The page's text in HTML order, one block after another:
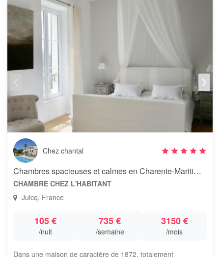
Chez chantal
Chambres spacieuses et calmes en Charente-Maritime - La Bonotière
CHAMBRE CHEZ L'HABITANT
Juicq, France
105 €
/nuit
735 €
/semaine
3150 €
/mois
Dans une maison de caractère de 1872, totalement